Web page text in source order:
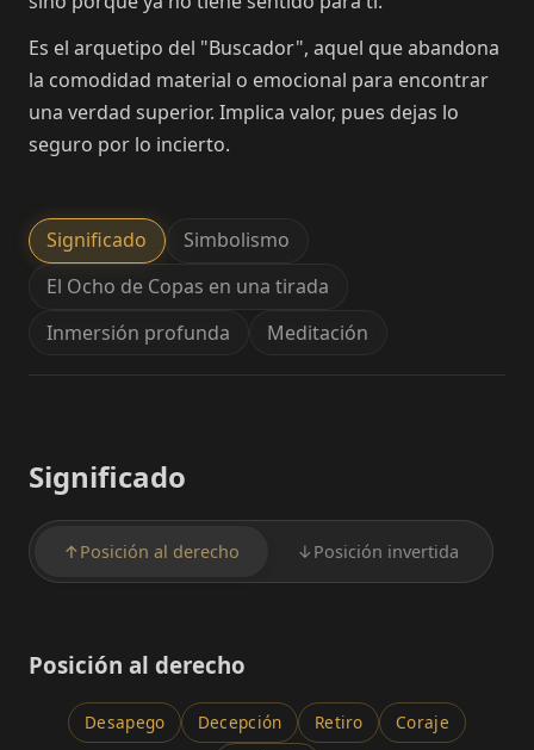
Es el arquetipo del "Buscador", aquel que abandona
la comodidad material o emocional para encontrar
una verdad superior. Implica valor, pues dejas lo
seguro por lo incierto.
Significado
Simbolismo
El Ocho de Copas en una tirada
Inmersión profunda
Meditación
Significado
↑ Posición al derecho ↓ Posición invertida
Posición al derecho
Desapego Decepción Retiro
Coraje